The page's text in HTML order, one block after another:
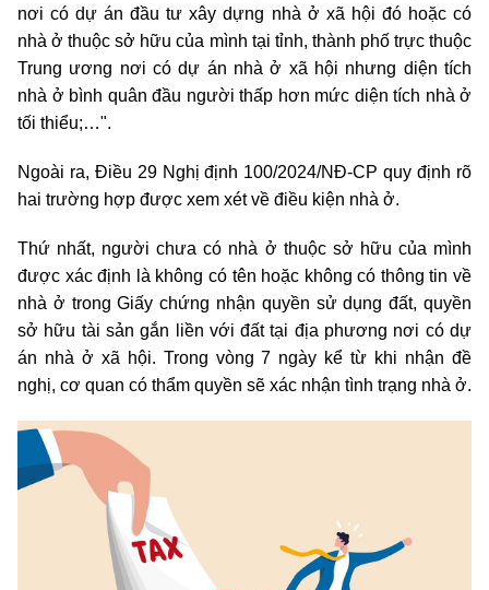
nơi có dự án đầu tư xây dựng nhà ở xã hội đó hoặc có
nhà ở thuộc sở hữu của mình tại tỉnh, thành phố trực thuộc
Trung ương nơi có dự án nhà ở xã hội nhưng diện tích
nhà ở bình quân đầu người thấp hơn mức diện tích nhà ở
tối thiểu;…".
Ngoài ra, Điều 29 Nghị định 100/2024/NĐ-CP quy định rõ
hai trường hợp được xem xét về điều kiện nhà ở.
Thứ nhất, người chưa có nhà ở thuộc sở hữu của mình
được xác định là không có tên hoặc không có thông tin về
nhà ở trong Giấy chứng nhận quyền sử dụng đất, quyền
sở hữu tài sản gắn liền với đất tại địa phương nơi có dự
án nhà ở xã hội. Trong vòng 7 ngày kể từ khi nhận đề
nghị, cơ quan có thẩm quyền sẽ xác nhận tình trạng nhà ở.